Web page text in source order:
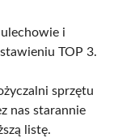
i
TOP 3.
sprzętu
nas starannie
listę.